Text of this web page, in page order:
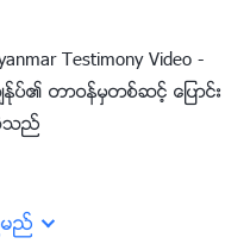
Testimony Video -
ၽန္ုပ္၏ တာဝန္မွတစ္ဆင့္ ေျပာင္း
ည္
ည္